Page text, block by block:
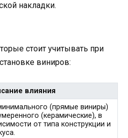
накладки.
стоит учитывать при
виниров:
влияния
(прямые виниры)
(керамические), в
от типа конструкции и